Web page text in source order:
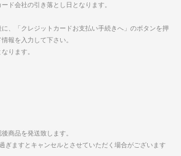
ド会社の引き落とし日となります。
に、「クレジットカードお支払い手続きへ」のボタンを押
報を入力して下さい。
ります。
商品を発送致します。
ぎますとキャンセルとさせていただく場合がございます